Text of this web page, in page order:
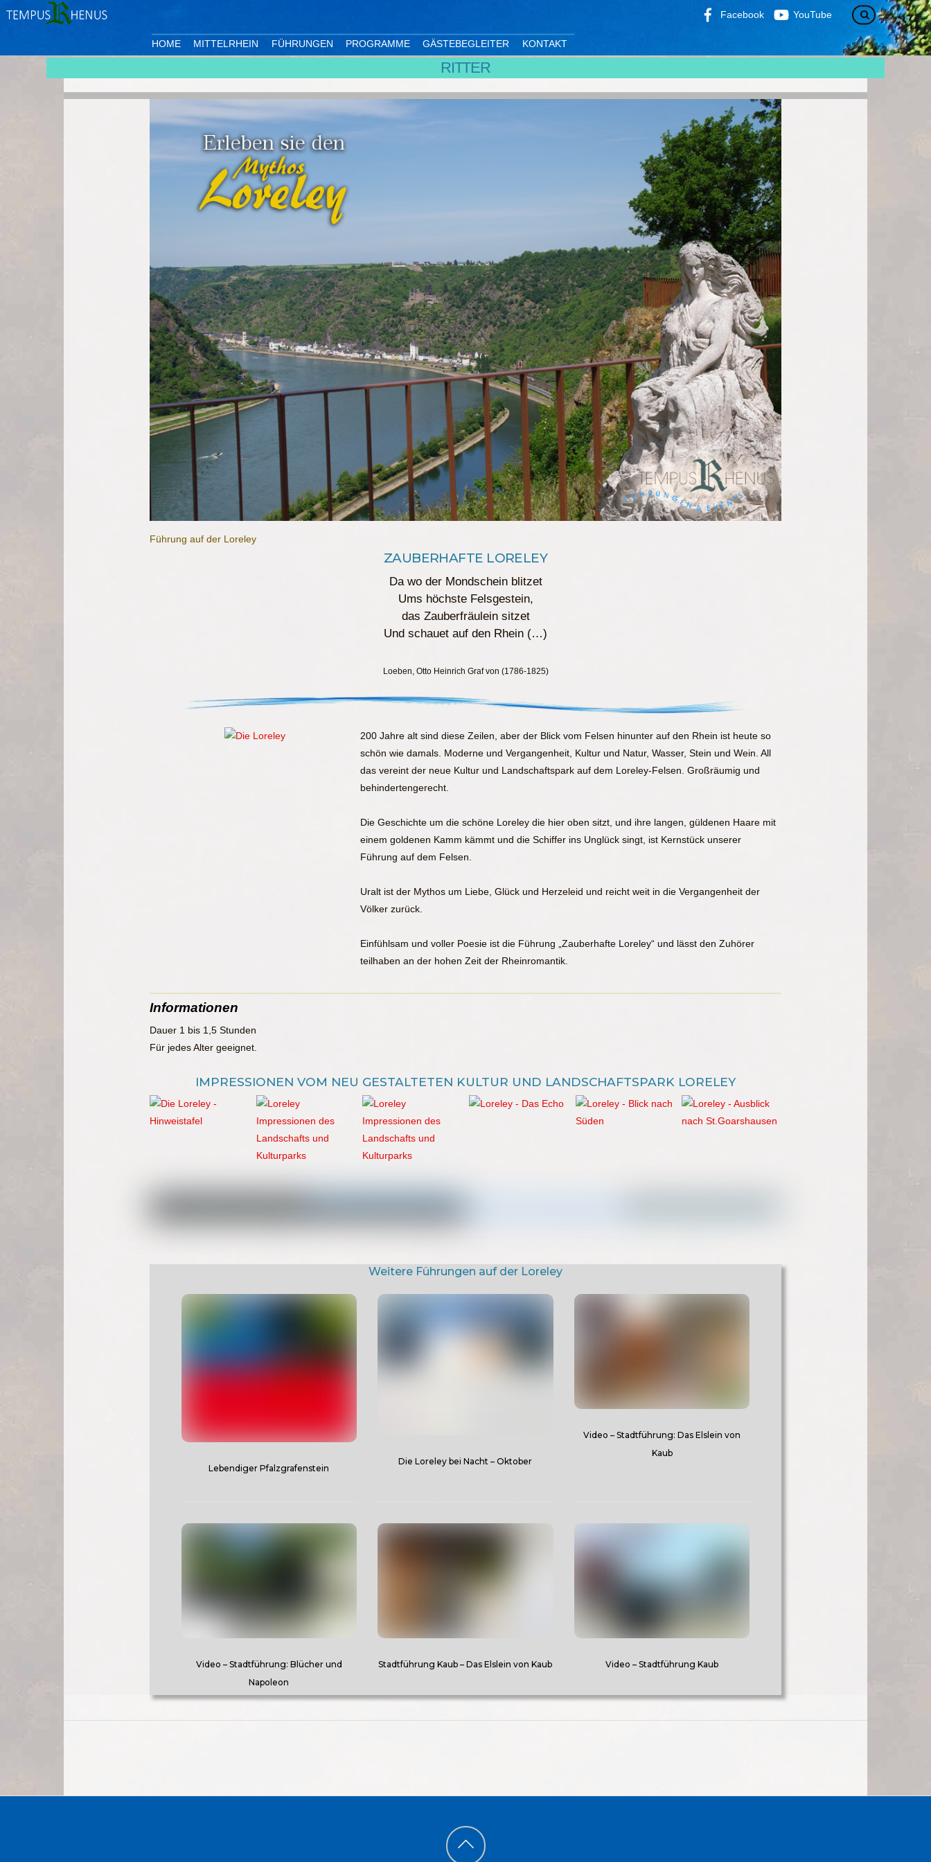
Facebook YouTube
HOME MITTELRHEIN FÜHRUNGEN PROGRAMME GÄSTEBEGLEITER KONTAKT
RITTER
Führung auf der Loreley
ZAUBERHAFTE LORELEY
Da wo der Mondschein blitzet
Ums höchste Felsgestein,
das Zauberfräulein sitzet
Und schauet auf den Rhein (…)
Loeben, Otto Heinrich Graf von (1786-1825)
200 Jahre alt sind diese Zeilen, aber der Blick vom Felsen hinunter auf den Rhein ist heute so
schön wie damals. Moderne und Vergangenheit, Kultur und Natur, Wasser, Stein und Wein. All
das vereint der neue Kultur und Landschaftspark auf dem Loreley-Felsen. Großräumig und
behindertengerecht.
Die Geschichte um die schöne Loreley die hier oben sitzt, und ihre langen, güldenen Haare mit
einem goldenen Kamm kämmt und die Schiffer ins Unglück singt, ist Kernstück unserer
Führung auf dem Felsen.
Uralt ist der Mythos um Liebe, Glück und Herzeleid und reicht weit in die Vergangenheit der
Völker zurück.
Einfühlsam und voller Poesie ist die Führung „Zauberhafte Loreley“ und lässt den Zuhörer
teilhaben an der hohen Zeit der Rheinromantik.
Informationen
Dauer 1 bis 1,5 Stunden
Für jedes Alter geeignet.
IMPRESSIONEN VOM NEU GESTALTETEN KULTUR UND LANDSCHAFTSPARK LORELEY
Weitere Führungen auf der Loreley
Lebendiger Pfalzgrafenstein
Die Loreley bei Nacht – Oktober
Video – Stadtführung: Das Elslein von
Kaub
Video – Stadtführung: Blücher und
Napoleon
Stadtführung Kaub – Das Elslein von Kaub Video – Stadtführung Kaub
Back